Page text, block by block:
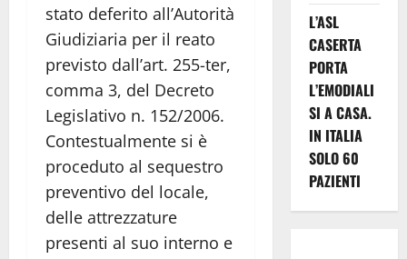
stato deferito all’Autorità
Giudiziaria per il reato
previsto dall’art. 255-ter,
comma 3, del Decreto
Legislativo n. 152/2006.
Contestualmente si è
proceduto al sequestro
preventivo del locale,
delle attrezzature
presenti al suo interno e
L’ASL
CASERTA
PORTA
L’EMODIALI
SI A CASA.
IN ITALIA
SOLO 60
PAZIENTI